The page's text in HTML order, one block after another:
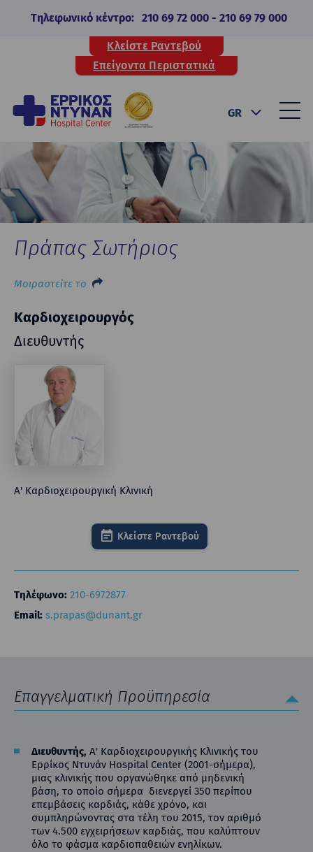
Τηλεφωνικό κέντρο: 210 69 72 000- 210 69 79 000
Κλείστε Ραντεβού
Επείγοντα Περιστατικά
GR
Πράπας Σωτήριος
Μοιραστείτε το
Καρδιοχειρουργός
Διευθυντής
Α' Καρδιοχειρουργική Κλινική
Κλείστε Ραντεβού
Τηλέφωνο: 210-6972877
Email: s.prapas@dunant.gr
Επαγγελματική Προϋπηρεσία
Διευθυντής, Α' Καρδιοχειρουργικής Κλινικής του
Ερρίκος Ντυνάν Hospital Center (2001-σήμερα),
μιας κλινικής που οργανώθηκε από μηδενική
βάση, το οποίο σήμερα διενεργεί 350 περίπου
επεμβάσεις καρδιάς, κάθε χρόνο, και
συμπληρώνοντας στα τέλη του 2015, τον αριθμό
των 4.500 εγχειρήσεων καρδιάς, που καλύπτουν
όλο το φάσμα καρδιοπαθειών ενηλίκων.